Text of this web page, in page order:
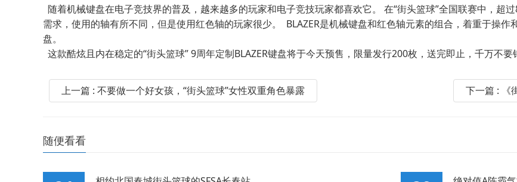
随着机械键盘在电子竞技界的普及，越来越多的玩家和电子竞技玩家都喜欢它。 在“街头篮球”全国联赛中，超
需求，使用的轴有所不同，但是使用红色轴的玩家很少。 BLAZER是机械键盘和红色轴元素的组合，着重于操
盘。
这款酷炫且内在稳定的“街头篮球” 9周年定制BLAZER键盘将于今天预售，限量发行200枚，送完即止，千万不要
上一篇 : 不要做一个好女孩，“街头篮球”女性双重角色暴露 下一篇 : 《
随便看看